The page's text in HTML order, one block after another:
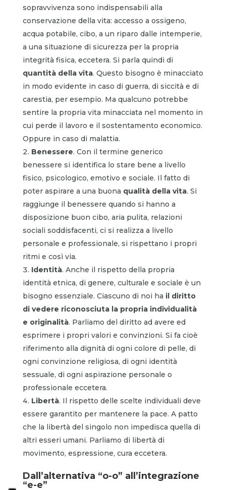
sopravvivenza sono indispensabili alla
conservazione della vita: accesso a ossigeno,
acqua potabile, cibo, a un riparo dalle intemperie,
a una situazione di sicurezza per la propria
integrità fisica, eccetera. Si parla quindi di
quantità della vita. Questo bisogno è minacciato
in modo evidente in caso di guerra, di siccità e di
carestia, per esempio. Ma qualcuno potrebbe
sentire la propria vita minacciata nel momento in
cui perde il lavoro e il sostentamento economico.
Oppure in caso di malattia.
Benessere. Con il termine generico
benessere si identifica lo stare bene a livello
fisico, psicologico, emotivo e sociale. Il fatto di
poter aspirare a una buona qualità della vita. Si
raggiunge il benessere quando si hanno a
disposizione buon cibo, aria pulita, relazioni
sociali soddisfacenti, ci si realizza a livello
personale e professionale, si rispettano i propri
ritmi e così via.
Identità. Anche il rispetto della propria
identità etnica, di genere, culturale e sociale è un
bisogno essenziale. Ciascuno di noi ha il diritto
di vedere riconosciuta la propria individualità
e originalità. Parliamo del diritto ad avere ed
esprimere i propri valori e convinzioni. Si fa cioè
riferimento alla dignità di ogni colore di pelle, di
ogni convinzione religiosa, di ogni identità
sessuale, di ogni aspirazione personale o
professionale eccetera.
Libertà. Il rispetto delle scelte individuali deve
essere garantito per mantenere la pace. A patto
che la libertà del singolo non impedisca quella di
altri esseri umani. Parliamo di libertà di
movimento, espressione, cura eccetera.
Dall’alternativa “o-o” all’integrazione
“e-e”